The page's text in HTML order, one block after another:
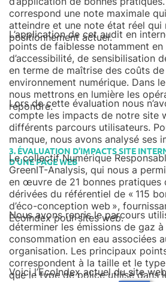
correspond une note maximale
atteindre et une note état réel qui
positionnement actuel.
L’application de cet audit en
points de faiblesse notamment en
d’accessibilité, de sensibilisation
en terme de maîtrise des coûts
environnement numérique. Dans
nous mettrons en lumière les
répondre.
Lors de cette évaluation nous
compte les impacts de notre site
différents parcours utilisateurs.
manque, nous avons analysé ses
3. ÉVALUATION D’IMPACTS SITE
D’UNE PAGE WEB
Le collectif Numérique
GreenIT-Analysis, qui nous a
en œuvre de 21 bonnes pratiques
dérivées du référentiel de « 115
d’éco-conception web »,
EcoIndex pour sites web.
Nous avons repris le parcours
déterminer les émissions de gaz
consommation en eau associées
organisation. Les principaux
correspondent à la taille et le
que le type de police utilisé dans
Voici l’EcoIndex actuel du site